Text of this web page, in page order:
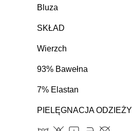
Bluza
SKŁAD
Wierzch
93% Bawełna
7% Elastan
PIELĘGNACJA ODZIEŻY